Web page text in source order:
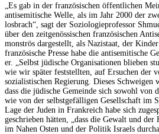
„Es gab in der französischen öffentlichen
antisemitische Welle, als im Jahr 2000 der
losbrach“, sagt der Soziologieprofessor
über den zeitgenössischen französischen
monströs dargestellt, als Nazistaat, der
französische Presse habe die antisemitische
er. „Selbst jüdische Organisationen blieben
wie wir später feststellten, auf Ersuchen der
sozialistischen Regierung. Dieses Schweigen
dass die jüdische Gemeinde sich sowohl von
wie von der selbstgefälligen Gesellschaft im
Lage der Juden in Frankreich habe sich
geschrieben hätten, „dass die Gewalt und der
im Nahen Osten und der Politik Israels